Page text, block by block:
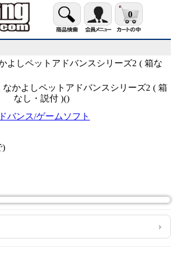
0
よしペットアドバンスシリーズ2 ( 箱な
バンス/ゲームソフト
)